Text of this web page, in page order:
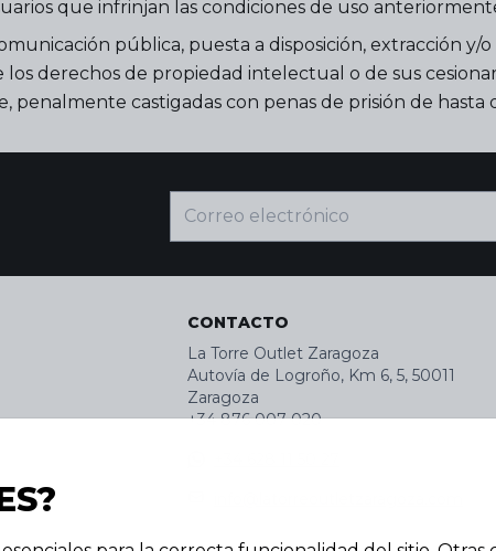
que infrinjan las condiciones de uso
pública, puesta a disposición, extracción y/
derechos de propiedad intelectual o de sus
penalmente castigadas con penas de prisión de hasta
CONTACTO
La Torre Outlet Zaragoza
Autovía de Logroño, Km 6, 5, 50011
Zaragoza
+34 876 007 020